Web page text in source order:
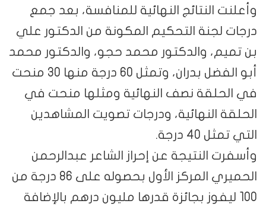
وأعلنت النتائج النهائية للمنافسة، بعد جمع
درجات لجنة التحكيم المكونة من الدكتور علي
بن تميم، والدكتور محمد حجو، والدكتور محمد
أبو الفضل بدران، وتمثل 60 درجة منها 30 منحت
في الحلقة نصف النهائية ومثلها منحت في
الحلقة النهائية، ودرجات تصويت المشاهدين
التي تمثل 40 درجة.
وأسفرت النتيجة عن إحراز الشاعر عبدالرحمن
الحميري المركز الأول بحصوله على 86 درجة من
100 ليفوز بجائزة قدرها مليون درهم بالإضافة